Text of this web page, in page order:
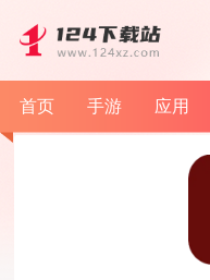
首页 手游 应用